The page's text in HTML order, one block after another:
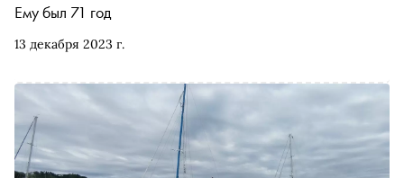
13 декабря 2023 г.
Ему был 71 год